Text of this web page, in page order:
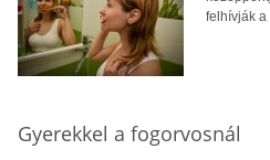
felhívják a
Gyerekkel a fogorvosnál